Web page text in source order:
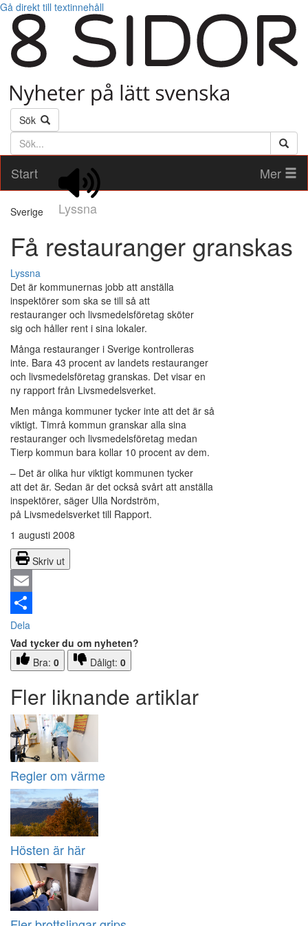
Gå direkt till textinnehåll
Sök
Söktext
Start
Lyssna
Mer
Sverige
Få restauranger granskas
Lyssna
Det är kommunernas jobb att anställa
inspektörer som ska se till så att
restauranger och livsmedelsföretag sköter
sig och håller rent i sina lokaler.
Många restauranger i Sverige kontrolleras
inte. Bara 43 procent av landets restauranger
och livsmedelsföretag granskas. Det visar en
ny rapport från Livsmedelsverket.
Men många kommuner tycker inte att det är så
viktigt. Timrå kommun granskar alla sina
restauranger och livsmedelsföretag medan
Tierp kommun bara kollar 10 procent av dem.
– Det är olika hur viktigt kommunen tycker
att det är. Sedan är det också svårt att anställa
inspektörer, säger Ulla Nordström,
på Livsmedelsverket till Rapport.
1 augusti 2008
Skriv ut
Email
Dela
Vad tycker du om nyheten?
Bra: 0 Dåligt: 0
Fler liknande artiklar
Regler om värme
Hösten är här